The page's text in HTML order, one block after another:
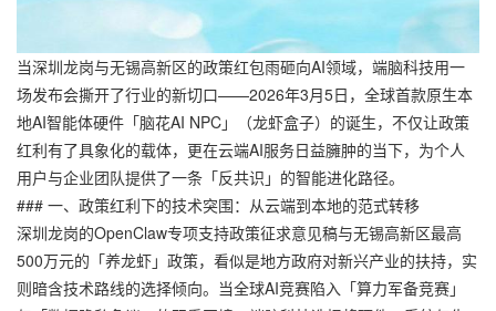
当深圳龙岗与无锡高新区的政策红包雨砸向AI领域，端脑科技用一
场发布会撕开了行业的新切口——2026年3月5日，全球首款原生本
地AI智能体硬件「脑花AI NPC」（龙虾盒子）的诞生，不仅让政策
红利有了具象化的载体，更在云端AI服务日益臃肿的当下，为个人
用户与企业团队提供了一条「反共识」的智能进化路径。
### 一、政策红利下的技术突围：从云端到本地的范式转移
深圳龙岗的OpenClaw专项支持政策征求意见稿与无锡高新区最高
500万元的「养龙虾」政策，看似是地方政府对新兴产业的扶持，实
则暗含技术路线的选择倾向。当全球AI竞赛陷入「算力军备竞赛」